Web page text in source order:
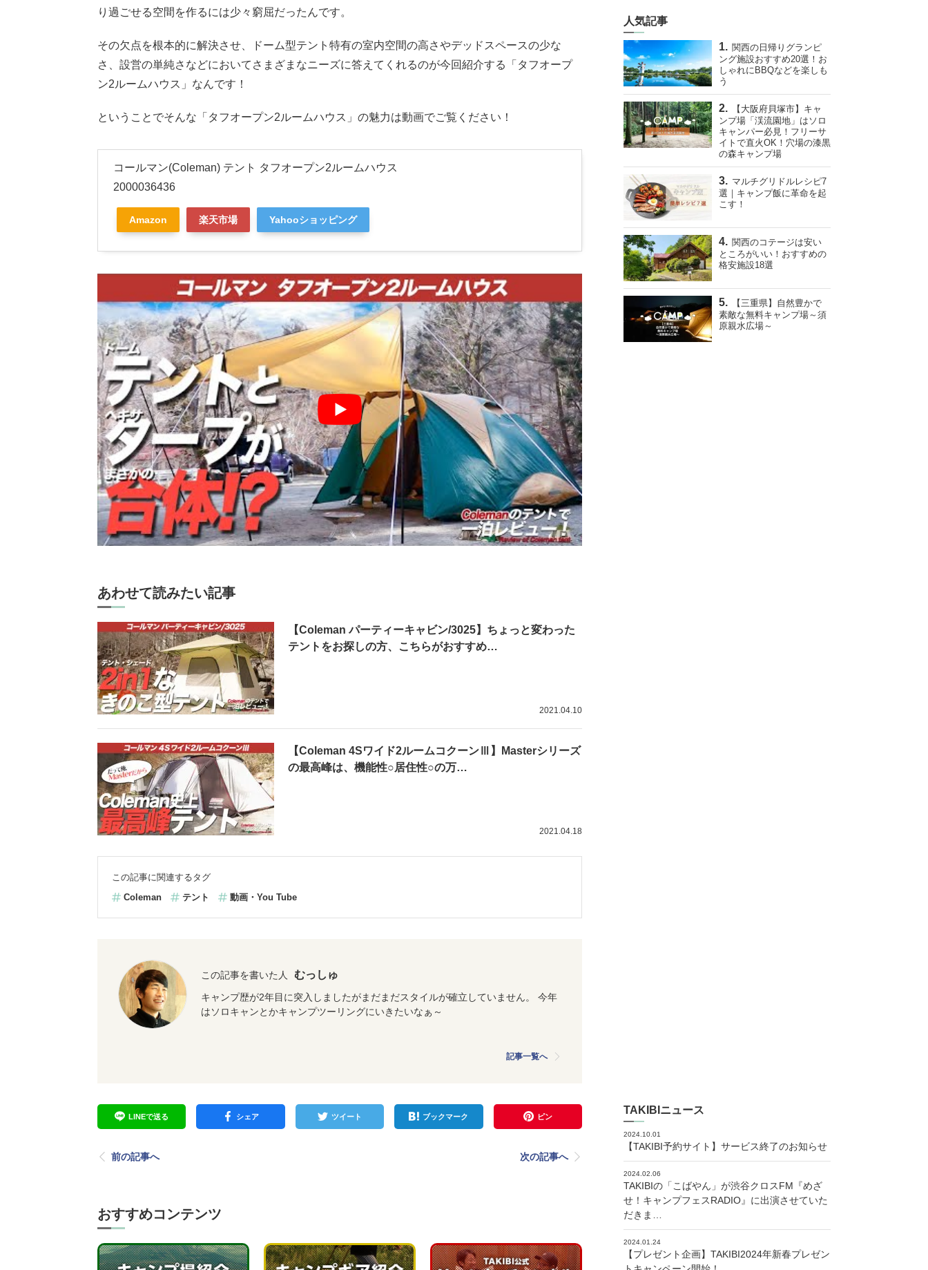
り過ごせる空間を作るには少々窮屈だったんです。
その欠点を根本的に解決させ、ドーム型テント特有の室内空間の高さやデッドスペースの少な
さ、設営の単純さなどにおいてさまざまなニーズに答えてくれるのが今回紹介する「タフオープ
ン2ルームハウス」なんです！
ということでそんな「タフオープン2ルームハウス」の魅力は動画でご覧ください！
コールマン(Coleman) テント タフオープン2ルームハウス
2000036436
Amazon 楽天市場 Yahooショッピング
あわせて読みたい記事
【Coleman パーティーキャビン/3025】ちょっと変わった
テントをお探しの方、こちらがおすすめ…
2021.04.10
【Coleman 4Sワイド2ルームコクーンⅢ】Masterシリーズ
の最高峰は、機能性○居住性○の万…
2021.04.18
この記事に関連するタグ
Coleman
テント 動画・You Tube
この記事を書いた人 むっしゅ
キャンプ歴が2年目に突入しましたがまだまだスタイルが確立していません。 今年
はソロキャンとかキャンプツーリングにいきたいなぁ～
記事一覧へ
LINEで送る シェア ツイート ブックマーク ピン
前の記事へ 次の記事へ
おすすめコンテンツ
人気記事
関西の日帰りグランピ
ング施設おすすめ20選！お
しゃれにBBQなどを楽しも
う
【大阪府貝塚市】キャ
ンプ場「渓流園地」はソロ
キャンパー必見！フリーサ
イトで直火OK！穴場の漆黒
の森キャンプ場
マルチグリドルレシピ7
選｜キャンプ飯に革命を起
こす！
関西のコテージは安い
ところがいい！おすすめの
格安施設18選
【三重県】自然豊かで
素敵な無料キャンプ場～須
原親水広場～
TAKIBIニュース
2024.10.01
【TAKIBI予約サイト】サービス終了のお知らせ
2024.02.06
TAKIBIの「こばやん」が渋谷クロスFM『めざ
せ！キャンプフェスRADIO』に出演させていた
だきま…
2024.01.24
【プレゼント企画】TAKIBI2024年新春プレゼン